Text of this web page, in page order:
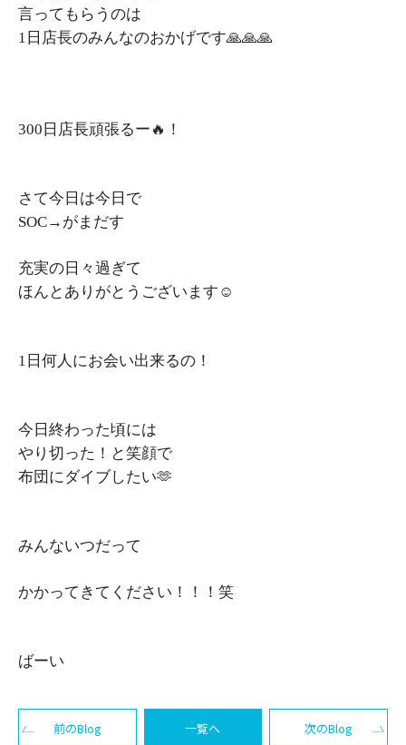
言ってもらうのは
1日店長のみんなのおかげです🙏🙏🙏
300日店長頑張るー🔥！
さて今日は今日で
SOC→がまだす
充実の日々過ぎて
ほんとありがとうございます☺️
1日何人にお会い出来るの！
今日終わった頃には
やり切った！と笑顔で
布団にダイブしたい🫶
みんないつだって
かかってきてください！！！笑
ばーい
前のBlog 一覧へ 次のBlog